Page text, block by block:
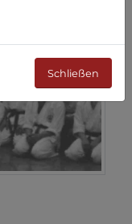
Schließen